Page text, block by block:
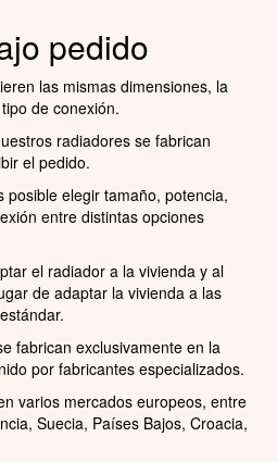
pedido
las mismas dimensiones, la
de conexión.
radiadores se fabrican
el pedido.
posible elegir tamaño, potencia,
entre distintas opciones
el radiador a la vivienda y al
de adaptar la vivienda a las
fabrican exclusivamente en la
por fabricantes especializados.
varios mercados europeos, entre
Suecia, Países Bajos, Croacia,